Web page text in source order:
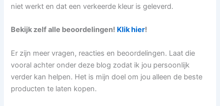
niet werkt en dat een verkeerde kleur is geleverd.
Bekijk zelf alle beoordelingen! Klik hier!
Er zijn meer vragen, reacties en beoordelingen. Laat die
vooral achter onder deze blog zodat ik jou persoonlijk
verder kan helpen. Het is mijn doel om jou alleen de beste
producten te laten kopen.